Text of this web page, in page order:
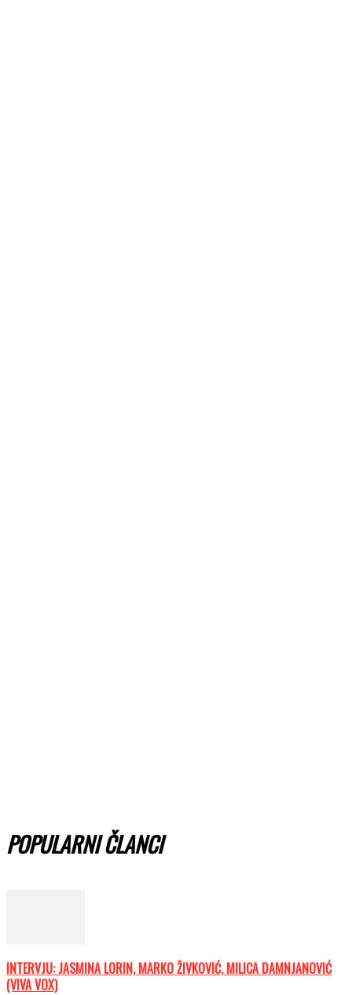
POPULARNI ČLANCI
INTERVJU: JASMINA LORIN, MARKO ŽIVKOVIĆ, MILICA DAMNJANOVIĆ
(VIVA VOX)